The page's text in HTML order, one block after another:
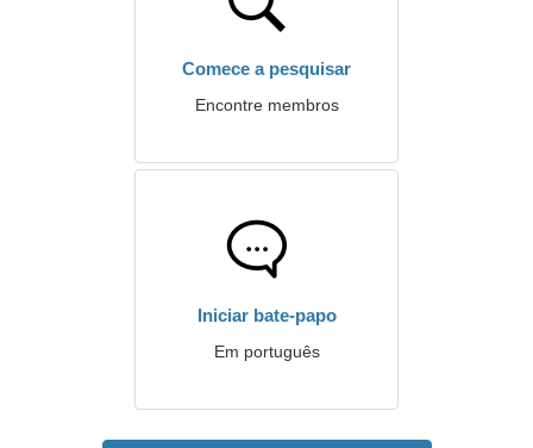
Comece a pesquisar
Encontre membros
Iniciar bate-papo
Em português